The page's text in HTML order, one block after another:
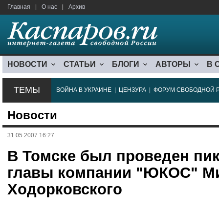
Главная О нас Архив
НОВОСТИ СТАТЬИ БЛОГИ АВТОРЫ В
ТЕМЫ ВОЙНА В УКРАИНЕ ЦЕНЗУРА ФОРУМ СВОБОДНОЙ
Новости
31.05.2007 16:27
В Томске был проведен
главы компании "ЮКОС"
Ходорковского